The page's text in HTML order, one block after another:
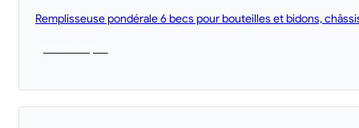
Remplisseuse pondérale 6 becs pour bouteilles et bidons,